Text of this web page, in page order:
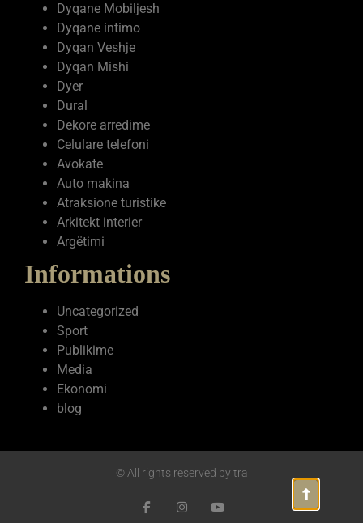
Dyqane Mobiljesh
Dyqane intimo
Dyqan Veshje
Dyqan Mishi
Dyer
Dural
Dekore arredime
Celulare telefoni
Avokate
Auto makina
Atraksione turistike
Arkitekt interier
Argëtimi
Informations
Uncategorized
Sport
Publikime
Media
Ekonomi
blog
© All rights reserved by tra